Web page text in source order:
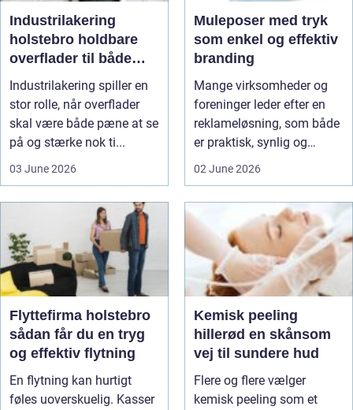
Industrilakering
holstebro holdbare
overflader til både
erhverv og private
Industrilakering spiller en
stor rolle, når overflader
skal være både pæne at se
på og stærke nok ti...
03 June 2026
Muleposer med tryk
som enkel og effektiv
branding
Mange virksomheder og
foreninger leder efter en
reklameløsning, som både
er praktisk, synlig og
bære...
02 June 2026
Flyttefirma holstebro
sådan får du en tryg
og effektiv flytning
En flytning kan hurtigt
føles uoverskuelig. Kasser
Kemisk peeling
hillerød en skånsom
vej til sundere hud
Flere og flere vælger
kemisk peeling som et